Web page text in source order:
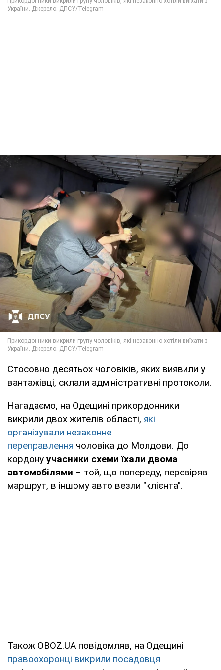
Стосовно десятьох чоловіків, яких виявили у
вантажівці, склали адміністративні протоколи.
Нагадаємо, на Одещині прикордонники
викрили двох жителів області, які
організували незаконне
переправлення чоловіка до Молдови. До
кордону учасники схеми їхали двома
автомобілями – той, що попереду, перевіряв
маршрут, в іншому авто везли "клієнта".
Також OBOZ.UA повідомляв, на Одещині
правоохоронці викрили посадовця